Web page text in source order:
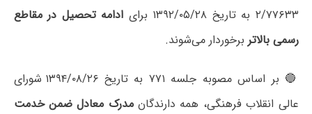
۲/۷۷۶۳۳ به تاریخ ۱۳۹۲/۰۵/۲۸ برای
ادامه تحصیل در مقاطع
رسمی بالاتر برخوردار می‌شوند.
🔵 بر اساس مصوبه جلسه ۷۷۱ به تاریخ ۱۳۹۴/۰۸/۲۶ شورای
عالی انقلاب فرهنگی، همه دارندگانمدرک معادل ضمن خدمت